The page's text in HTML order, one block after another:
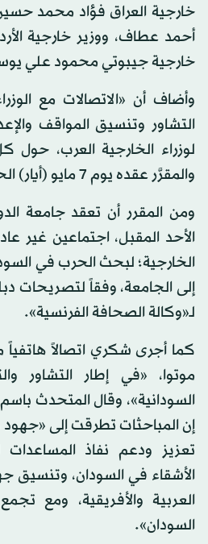
خارجية العراق فؤاد محمد
أحمد عطاف، ووزير خارجية
خارجية جيبوتي محمود علي
وأضاف أن «الاتصالات مع
التشاور وتنسيق المواقف
لوزراء الخارجية العرب، حول
والمقرَّر عقده يوم 7 مايو (أيار) الحالي».
ومن المقرر أن تعقد جامعة
الأحد المقبل، اجتماعين غير
الخارجية؛ لبحث الحرب في
إلى الجامعة، وفقاً لتصريحات
لـ«وكالة الصحافة الفرنسية».
كما أجرى شكري اتصالاً هاتفياً
موتوا، «في إطار التشاور
السودانية»، وقال المتحدث
إن المباحثات تطرقت إلى
تعزيز ودعم نفاذ المساعدات
الأشقاء في السودان، وتنسيق
العربية والأفريقية، ومع
السودان».